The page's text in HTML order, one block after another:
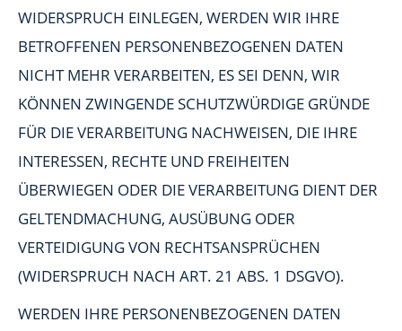
WIDERSPRUCH EINLEGEN, WERDEN WIR IHRE
BETROFFENEN PERSONENBEZOGENEN DATEN
NICHT MEHR VERARBEITEN, ES SEI DENN, WIR
KÖNNEN ZWINGENDE SCHUTZWÜRDIGE GRÜNDE
FÜR DIE VERARBEITUNG NACHWEISEN, DIE IHRE
INTERESSEN, RECHTE UND FREIHEITEN
ÜBERWIEGEN ODER DIE VERARBEITUNG DIENT DER
GELTENDMACHUNG, AUSÜBUNG ODER
VERTEIDIGUNG VON RECHTSANSPRÜCHEN
(WIDERSPRUCH NACH ART. 21 ABS. 1 DSGVO).
WERDEN IHRE PERSONENBEZOGENEN DATEN